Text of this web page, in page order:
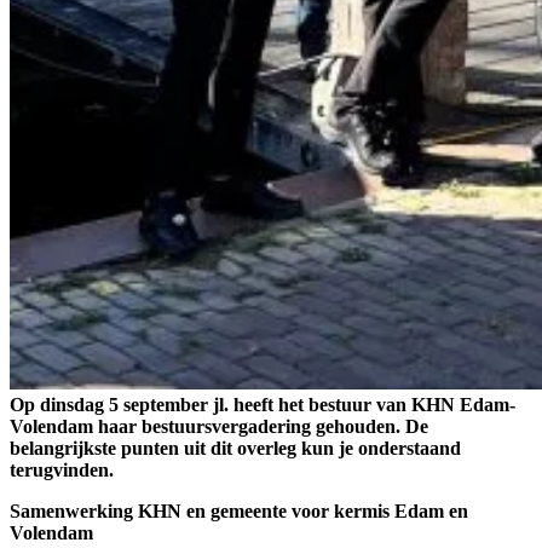
Op dinsdag 5 september jl. heeft het bestuur van KHN Edam-
Volendam haar bestuursvergadering gehouden. De
belangrijkste punten uit dit overleg kun je onderstaand
terugvinden.
Samenwerking KHN en gemeente voor kermis Edam en
Volendam